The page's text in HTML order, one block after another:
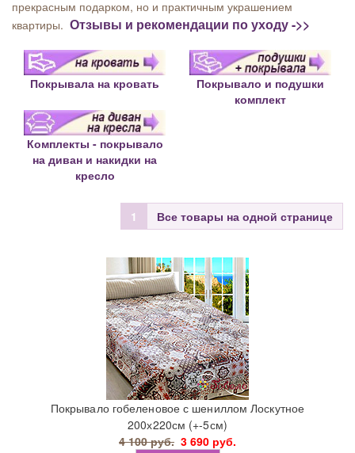
прекрасным подарком, но и практичным украшением
квартиры. Отзывы и рекомендации по уходу ->>
Покрывала на кровать
Покрывало и подушки
комплект
Комплекты - покрывало
на диван и накидки на
кресло
1 Все товары на одной странице
Покрывало гобеленовое с шениллом Лоскутное
200х220см (+-5см)
4 100 руб. 3 690 руб.